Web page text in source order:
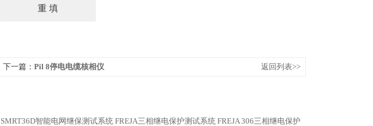
下一篇： Pil 8停电电缆核相仪 返回列表>>
SMRT36D智能电网继保测试系统 FREJA三相继电保护测试系统 FREJA 306三相继电保护